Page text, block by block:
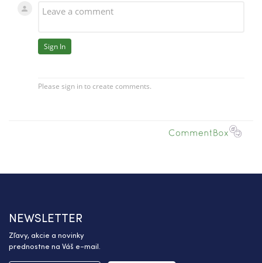
NEWSLETTER
Zľavy, akcie a novinky
prednostne na Váš e-mail.